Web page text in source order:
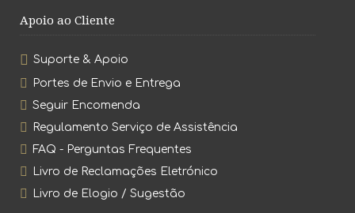
Apoio ao Cliente
Suporte & Apoio
Portes de Envio e Entrega
Seguir Encomenda
Regulamento Serviço de Assistência
FAQ - Perguntas Frequentes
Livro de Reclamações Eletrónico
Livro de Elogio / Sugestão